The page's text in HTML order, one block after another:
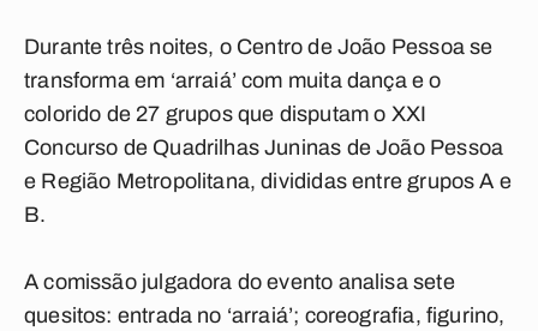
Durante três noites, o Centro de João Pessoa se
transforma em ‘arraiá’ com muita dança e o
colorido de 27 grupos que disputam o XXI
Concurso de Quadrilhas Juninas de João Pessoa
e Região Metropolitana, divididas entre grupos A e
B.
A comissão julgadora do evento analisa sete
quesitos: entrada no ‘arraiá’; coreografia, figurino,